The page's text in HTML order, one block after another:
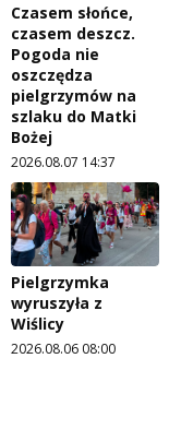
Czasem słońce,
czasem deszcz.
Pogoda nie
oszczędza
pielgrzymów na
szlaku do Matki
Bożej
2026.08.07 14:37
Pielgrzymka
wyruszyła z
Wiślicy
2026.08.06 08:00